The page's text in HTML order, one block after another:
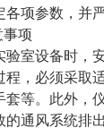
项参数，并
项
室设备时，安
程，必须采取
套等。此外，
的通风系统排